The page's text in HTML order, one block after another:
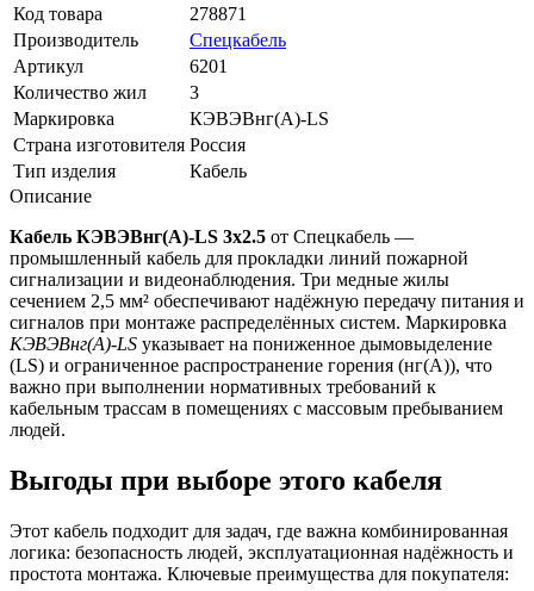
Код товара
278871
Производитель
Спецкабель
Артикул
6201
Количество жил
3
Маркировка
КЭВЭВнг(А)-LS
Страна изготовителя Россия
Тип изделия
Кабель
Описание
Кабель КЭВЭВнг(А)-LS 3х2.5 от Спецкабель —
промышленный кабель для прокладки линий пожарной
сигнализации и видеонаблюдения. Три медные жилы
сечением 2,5 мм² обеспечивают надёжную передачу питания и
сигналов при монтаже распределённых систем. Маркировка
КЭВЭВнг(А)-LS указывает на пониженное дымовыделение
(LS) и ограниченное распространение горения (нг(А)), что
важно при выполнении нормативных требований к
кабельным трассам в помещениях с массовым пребыванием
людей.
Выгоды при выборе этого кабеля
Этот кабель подходит для задач, где важна комбинированная
логика: безопасность людей, эксплуатационная надёжность и
простота монтажа. Ключевые преимущества для покупателя: